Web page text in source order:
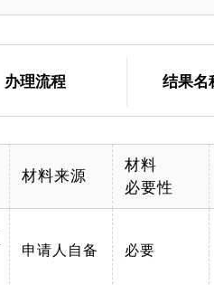
办理流程 结果名
材料来源
材料
必要性
申请人自备 必要